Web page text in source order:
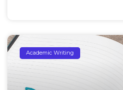
Academic Writing